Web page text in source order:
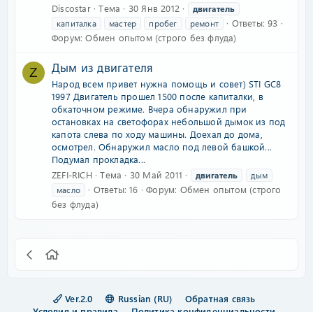
Discostar
Тема 30 Янв 2012
двигатель
капиталка
мастер пробег ремонт
Ответы: 93
Форум:Обмен опытом (строго без флуда)
Z Дым из двигателя
Народ всем привет нужна помощь и совет) STI GC8
1997 Двигатель прошел 1500 после капиталки, в
обкаточном режиме. Вчера обнаружил при
остановках на светофорах небольшой дымок из под
капота слева по ходу машины. Доехал до дома,
осмотрел. Обнаружил масло под левой башкой...
Подумал прокладка...
ZEFI-RICH
Тема 30 Май 2011 двигатель
дым
масло
Ответы: 16 Форум: Обмен опытом (строго
без флуда)
Ver.2.0 Russian (RU)
Обратная связь